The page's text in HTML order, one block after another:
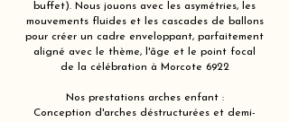
buffet). Nous jouons avec les asymétries, les
mouvements fluides et les cascades de ballons
pour créer un cadre enveloppant, parfaitement
aligné avec le thème, l'âge et le point focal
de la célébration à Morcote 6922
Nos prestations arches enfant :
Conception d'arches déstructurées et demi-